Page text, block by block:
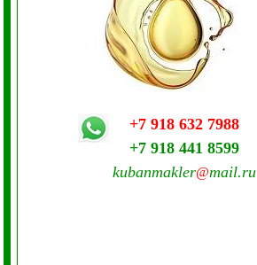
+7 918 632 7988
+7 918 441 8599
kubanmakler@mail.ru